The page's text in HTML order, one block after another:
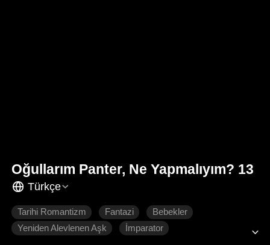
Oğullarım Panter, Ne Yapmalıyım? 13
Türkçe
Tarihi Romantizm Fantazi
Bebekler
Yeniden Alevlenen Aşk
İmparator